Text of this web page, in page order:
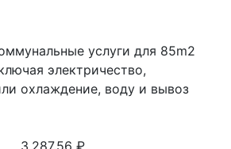
услуги для 85m2
электричество,
охлаждение, воду и вывоз
3,287.56 ₽